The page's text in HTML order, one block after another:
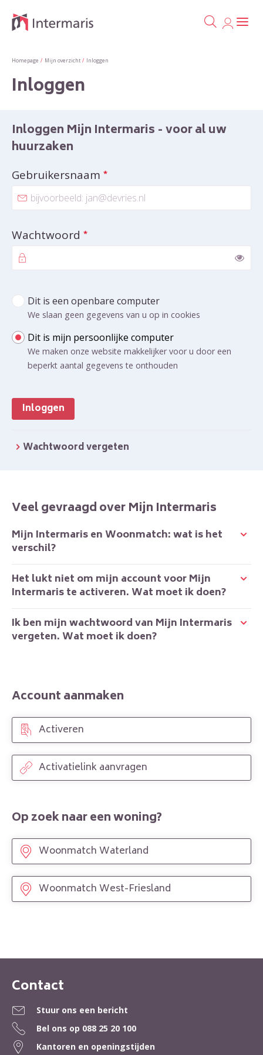
Naar hoofdinhoud
Naar hoofdnavigatiemenu
Naar zoeken
Naar de homepage Ga
Homepage Mijn overzicht Inloggen
Inloggen
Inloggen Mijn Intermaris - voor al uw
huurzaken
Gebruikersnaam *
Wachtwoord *
Inloggen Mijn Intermaris - voor al uw huurzaken
Dit is een openbare computer
We slaan geen gegevens van u op in cookies
Dit is mijn persoonlijke computer
We maken onze website makkelijker voor u door een
beperkt aantal gegevens te onthouden
Inloggen
Wachtwoord vergeten
Veel gevraagd over Mijn Intermaris
Mijn Intermaris en Woonmatch: wat is het
verschil?
Het lukt niet om mijn account voor Mijn
Intermaris te activeren. Wat moet ik doen?
Ik ben mijn wachtwoord van Mijn Intermaris
vergeten. Wat moet ik doen?
Account aanmaken
Activeren
Activatielink aanvragen
Op zoek naar een woning?
Woonmatch Waterland
Woonmatch West-Friesland
Contactinformatie
Contact
Stuur ons een bericht
Bel ons op 088 25 20 100
Kantoren en openingstijden